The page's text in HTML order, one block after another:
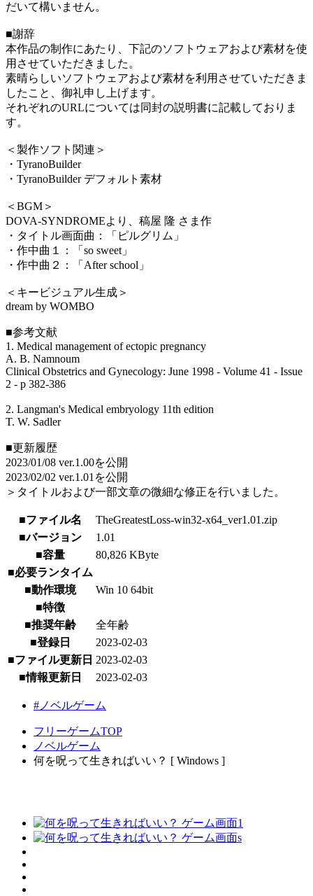
だいて構いません。
■謝辞
本作品の制作にあたり、下記のソフトウェアおよび素材を使
用させていただきました。
素晴らしいソフトウェアおよび素材を利用させていただきま
したこと、御礼申し上げます。
それぞれのURLについては同封の説明書に記載しておりま
す。
＜製作ソフト関連＞
・TyranoBuilder
・TyranoBuilder デフォルト素材
＜BGM＞
DOVA-SYNDROMEより、稿屋 隆 さま作
・タイトル画面曲：「ピルグリム」
・作中曲１：「so sweet」
・作中曲２：「After school」
＜キービジュアル生成＞
dream by WOMBO
■参考文献
1. Medical management of ectopic pregnancy
A. B. Namnoum
Clinical Obstetrics and Gynecology: June 1998 - Volume 41 - Issue
2 - p 382-386
2. Langman's Medical embryology 11th edition
T. W. Sadler
■更新履歴
2023/01/08 ver.1.00を公開
2023/02/02 ver.1.01を公開
＞タイトルおよび一部文章の微細な修正を行いました。
■ファイル名
TheGreatestLoss-win32-x64_ver1.01.zip
■バージョン
1.01
■容量
80,826 KByte
■必要ランタイム
■動作環境
Win 10 64bit
■特徴
■推奨年齢
全年齢
■登録日
2023-02-03
■ファイル更新日 2023-02-03
■情報更新日
2023-02-03
#ノベルゲーム
フリーゲームTOP
ノベルゲーム
何を呪って生きればいい？ [ Windows ]